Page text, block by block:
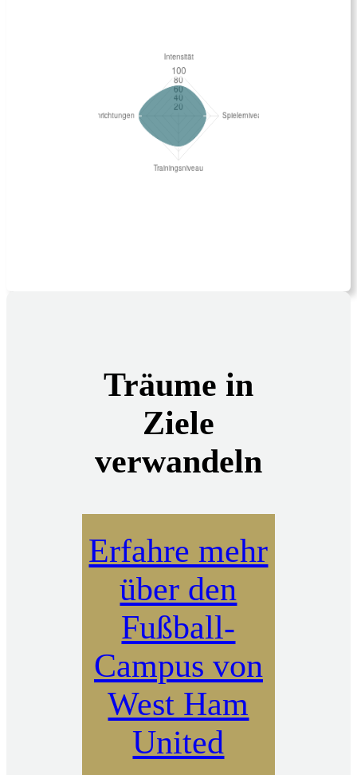
Träume in
Ziele
verwandeln
Erfahre mehr
über den
Fußball-
Campus von
West Ham
United